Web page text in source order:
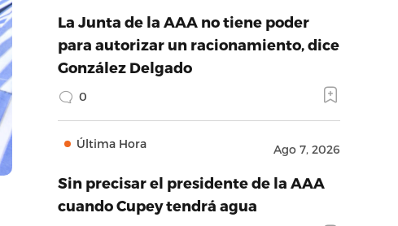
La Junta de la AAA no tiene poder
para autorizar un racionamiento, dice
González Delgado
0
Última Hora Ago 7, 2026
Sin precisar el presidente de la AAA
cuando Cupey tendrá agua